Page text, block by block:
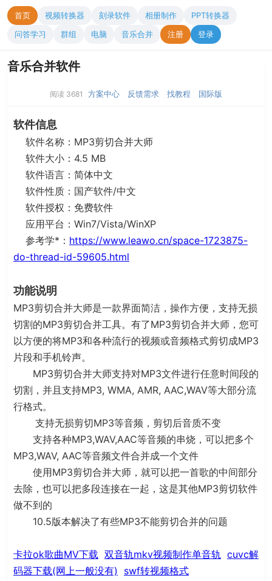
首页 视频转换器 刻录软件 相册制作
PPT转换器
问答学习
群组 电脑 音乐合并 注册 登录
音乐合并软件
阅读 3681 方案中心 反馈需求 找教程 国际版
软件信息
软件名称：MP3剪切合并大师
软件大小：4.5 MB
软件语言：简体中文
软件性质：国产软件/中文
软件授权：免费软件
应用平台：Win7/Vista/WinXP
参考学*： https://www.leawo.cn/space-1723875-
do-thread-id-59605.html
功能说明
MP3剪切合并大师是一款界面简洁，操作方便，支持无损
切割的MP3剪切合并工具。有了MP3剪切合并大师，您可
以方便的将MP3和各种流行的视频或音频格式剪切成MP3
片段和手机铃声。
MP3剪切合并大师支持对MP3文件进行任意时间段的
切割，并且支持MP3, WMA, AMR, AAC,WAV等大部分流
行格式。
支持无损剪切MP3等音频，剪切后音质不变
支持各种MP3,WAV,AAC等音频的串烧，可以把多个
MP3,WAV, AAC等音频文件合并成一个文件
使用MP3剪切合并大师，就可以把一首歌的中间部分
去除，也可以把多段连接在一起，这是其他MP3剪切软件
做不到的
10.5版本解决了有些MP3不能剪切合并的问题
卡拉ok歌曲MV下载 双音轨mkv视频制作单音轨 cuvc解
码器下载(网上一般没有)
swf转视频格式